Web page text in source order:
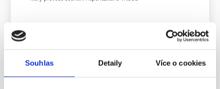
Souhlas Detaily Více o cookies
U zápisu společenské smlouvy nemusí být nutně přítomni zakladatelé
vás profesionálové. Jen musíte napsat
zmocněnci. Tuto
plnou moc následně přiložíte ke společenské smlouvě, tato plná moc
musí být sepsána formou notářského zápisu.